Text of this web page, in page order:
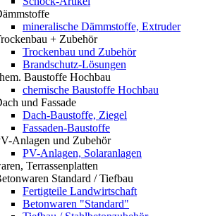
mineralische Dämmstoffe, Extruder
+ Zubehör
Trockenbau und Zubehör
Brandschutz-Lösungen
Baustoffe Hochbau
chemische Baustoffe Hochbau
und Fassade
Dach-Baustoffe, Ziegel
Fassaden-Baustoffe
Anlagen und Zubehör
PV-Anlagen, Solaranlagen
Terrassenplatten
Standard / Tiefbau
Fertigteile Landwirtschaft
Betonwaren "Standard"